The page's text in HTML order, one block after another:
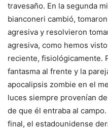
travesaño. En la segunda
bianconeri cambió,
agresiva y resolvieron
agresiva, como hemos
reciente, fisiológicamente.
fantasma al frente y la
apocalipsis zombie en el
luces siempre provenían
de que él entraba al
final, el estadounidense